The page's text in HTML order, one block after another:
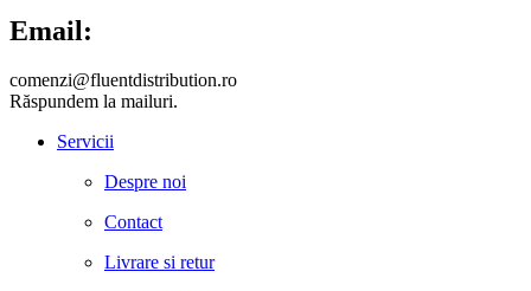
Email:
comenzi@fluentdistribution.ro
Răspundem la mailuri.
Servicii
Despre noi
Contact
Livrare si retur